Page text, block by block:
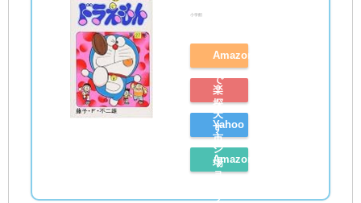
小学館
Amazon
で
探
す
楽
天
市
場
Yahoo
シ
ョ
ッ
Amazon